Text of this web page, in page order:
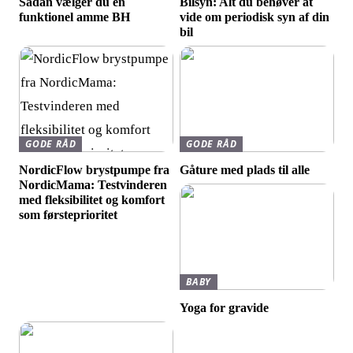
funktionel amme BH
vide om periodisk syn af din
bil
GODE RÅD
NordicFlow brystpumpe fra
NordicMama: Testvinderen
med fleksibilitet og komfort
som førsteprioritet
GODE RÅD
Gåture med plads til alle
BABY
Yoga for gravide